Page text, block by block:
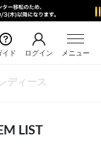
イド ログイン メニュー
レディース
LIST